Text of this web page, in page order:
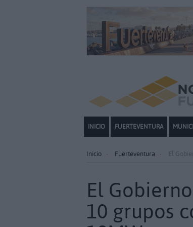
INICIO FUERTEVENTURA
Inicio Fuerteventura El
El
10 grupos